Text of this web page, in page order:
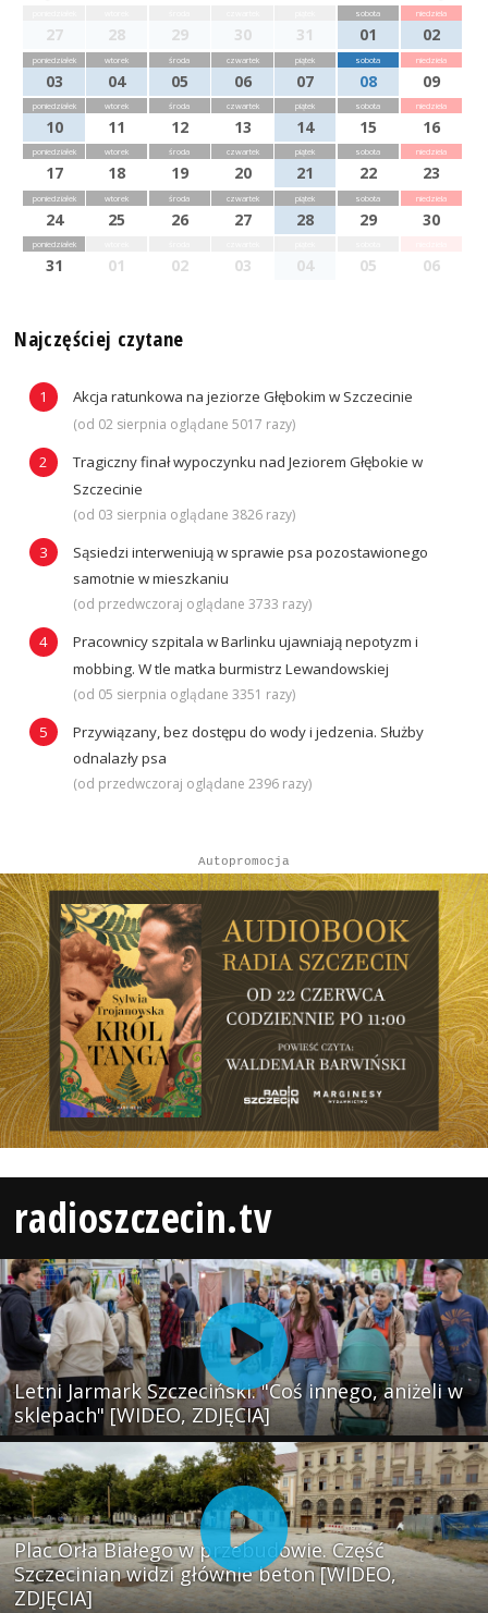
27 28 29 30 31
sobota
01
niedziela
02
poniedziałek
03
wtorek
04
środa
05
czwartek
06
piątek
07
sobota
08
niedziela
09
poniedziałek
10
wtorek
11
środa
12
czwartek
13
piątek
14
sobota
15
niedziela
16
poniedziałek
17
wtorek
18
środa
19
czwartek
20
piątek
21
sobota
22
niedziela
23
poniedziałek
24
wtorek
25
środa
26
czwartek
27
piątek
28
sobota
29
niedziela
30
poniedziałek
31 01 02 03 04 05 06
Najczęściej czytane
Akcja ratunkowa na jeziorze Głębokim w Szczecinie
(od 02 sierpnia oglądane 5017 razy)
Tragiczny finał wypoczynku nad Jeziorem Głębokie w
Szczecinie
(od 03 sierpnia oglądane 3826 razy)
Sąsiedzi interweniują w sprawie psa pozostawionego
samotnie w mieszkaniu
(od przedwczoraj oglądane 3733 razy)
Pracownicy szpitala w Barlinku ujawniają nepotyzm i
mobbing. W tle matka burmistrz Lewandowskiej
(od 05 sierpnia oglądane 3351 razy)
Przywiązany, bez dostępu do wody i jedzenia. Służby
odnalazły psa
(od przedwczoraj oglądane 2396 razy)
Autopromocja
radioszczecin.tv
Letni Jarmark Szczeciński. "Coś innego, aniżeli w
sklepach" [WIDEO, ZDJĘCIA]
Plac Orła Białego w przebudowie. Część
Szczecinian widzi głównie beton [WIDEO,
ZDJĘCIA]